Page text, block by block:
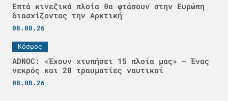
Επτά κινεζικά πλοία θα φτάσουν στην Ευρώπη
διασχίζοντας την Αρκτική
08.08.26
Κόσμος
ADNOC: «Έχουν χτυπήσει 15 πλοία μας» – Ένας
νεκρός και 20 τραυματίες ναυτικοί
08.08.26